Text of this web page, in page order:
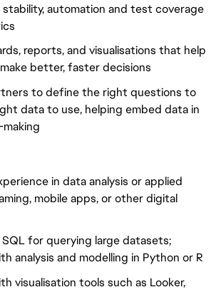
automation and test coverage
reports, and visualisations that help
better, faster decisions
to define the right questions to
data to use, helping embed data in
in data analysis or applied
mobile apps, or other digital
for querying large datasets;
analysis and modelling in Python or R
visualisation tools such as Looker,